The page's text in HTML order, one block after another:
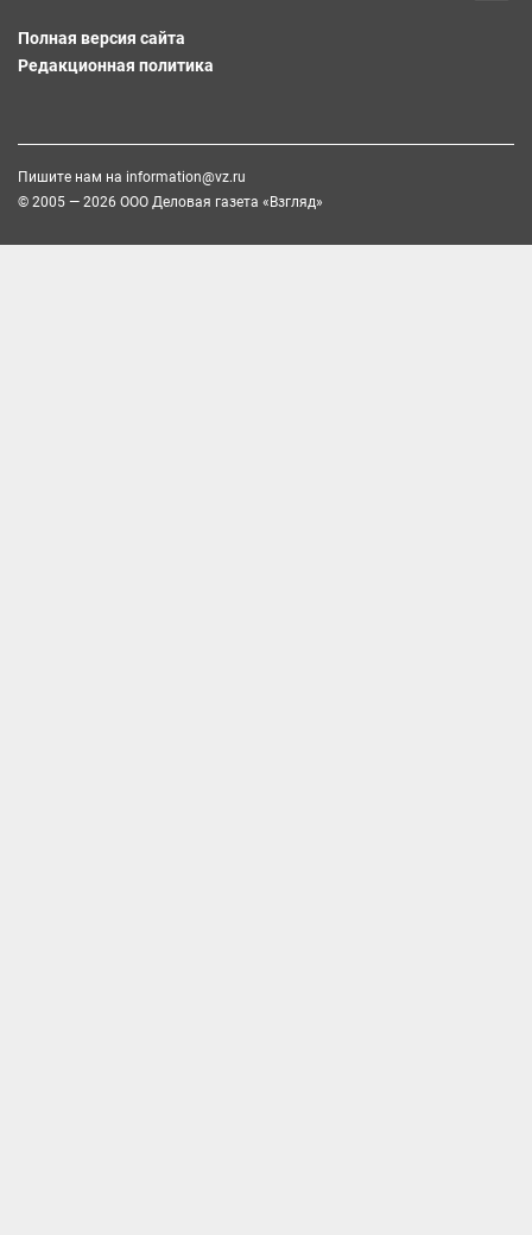
Полная версия сайта
Редакционная политика
Пишите нам на information@vz.ru
© 2005 — 2026 ООО Деловая газета «Взгляд»